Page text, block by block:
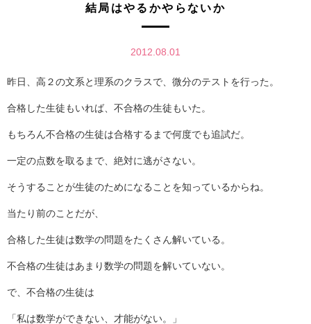
結局はやるかやらないか
2012.08.01
昨日、高２の文系と理系のクラスで、微分のテストを行った。
合格した生徒もいれば、不合格の生徒もいた。
もちろん不合格の生徒は合格するまで何度でも追試だ。
一定の点数を取るまで、絶対に逃がさない。
そうすることが生徒のためになることを知っているからね。
当たり前のことだが、
合格した生徒は数学の問題をたくさん解いている。
不合格の生徒はあまり数学の問題を解いていない。
で、不合格の生徒は
「私は数学ができない、才能がない。」